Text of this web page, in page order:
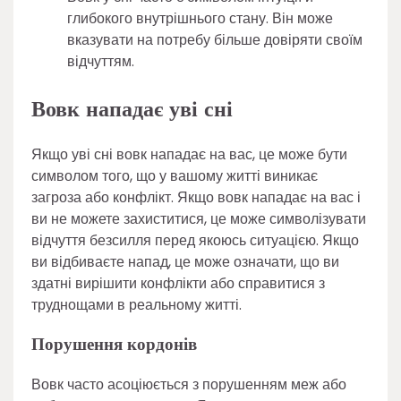
глибокого внутрішнього стану. Він може
вказувати на потребу більше довіряти своїм
відчуттям.
Вовк нападає уві сні
Якщо уві сні вовк нападає на вас, це може бути
символом того, що у вашому житті виникає
загроза або конфлікт. Якщо вовк нападає на вас і
ви не можете захиститися, це може символізувати
відчуття безсилля перед якоюсь ситуацією. Якщо
ви відбиваєте напад, це може означати, що ви
здатні вирішити конфлікти або справитися з
труднощами в реальному житті.
Порушення кордонів
Вовк часто асоціюється з порушенням меж або